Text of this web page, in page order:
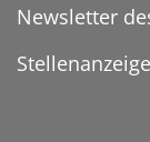
Newsletter